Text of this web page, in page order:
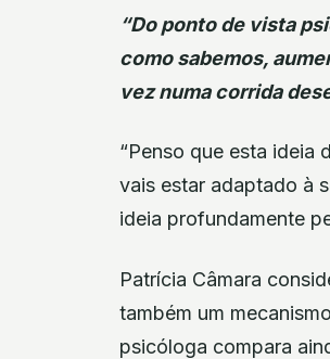
“Do ponto de vista
como sabemos,
vez numa corrida
“Penso que esta ideia
vais estar adaptado à
ideia profundamente
Patrícia Câmara
também um
psicóloga compara